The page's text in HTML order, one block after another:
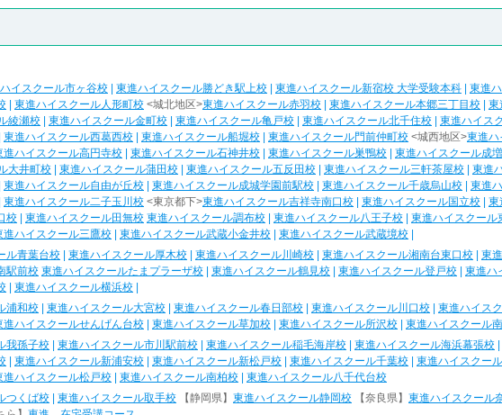
イスクール市ヶ谷校 東進ハイスクール勝どき駅上校 東進ハイスクール新宿校 大学受験本科 東進
東進ハイスクール人形町校 <城北地区>東進ハイスクール赤羽校 東進ハイスクール本郷三丁目校
東
綾瀬校 東進ハイスクール金町校 東進ハイスクール亀戸校 東進ハイスクール北千住校 東進ハイス
東進ハイスクール西葛西校 東進ハイスクール船堀校 東進ハイスクール門前仲町校 <城西地区>東進ハ
進ハイスクール高円寺校 東進ハイスクール石神井校 東進ハイスクール巣鴨校 東進ハイスクール成
大井町校 東進ハイスクール蒲田校 東進ハイスクール五反田校 東進ハイスクール三軒茶屋校 東進
東進ハイスクール自由が丘校 東進ハイスクール成城学園前駅校 東進ハイスクール千歳烏山校
東進
東進ハイスクール二子玉川校 <東京都下>東進ハイスクール吉祥寺南口校 東進ハイスクール国立校 東
校
東進ハイスクール田無校 東進ハイスクール調布校 東進ハイスクール八王子校 東進ハイスクール
進ハイスクール三鷹校 東進ハイスクール武蔵小金井校 東進ハイスクール武蔵境校
ル青葉台校 東進ハイスクール厚木校 東進ハイスクール川崎校 東進ハイスクール湘南台東口校 東
駅前校 東進ハイスクールたまプラーザ校 東進ハイスクール鶴見校 東進ハイスクール登戸校 東進ハ
東進ハイスクール横浜校
浦和校 東進ハイスクール大宮校 東進ハイスクール春日部校 東進ハイスクール川口校 東進ハイス
進ハイスクールせんげん台校 東進ハイスクール草加校 東進ハイスクール所沢校 東進ハイスクール
我孫子校 東進ハイスクール市川駅前校 東進ハイスクール稲毛海岸校 東進ハイスクール海浜幕張校
東進ハイスクール新浦安校 東進ハイスクール新松戸校 東進ハイスクール千葉校 東進ハイスクー
進ハイスクール松戸校 東進ハイスクール南柏校
東進ハイスクール八千代台校
つくば校 東進ハイスクール取手校 【静岡県】 東進ハイスクール静岡校 【奈良県】 東進ハイスクール